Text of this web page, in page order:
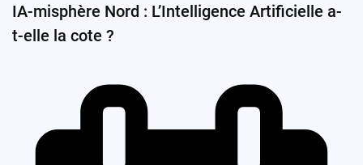
IA-misphère Nord : L’Intelligence Artificielle a-
t-elle la cote ?